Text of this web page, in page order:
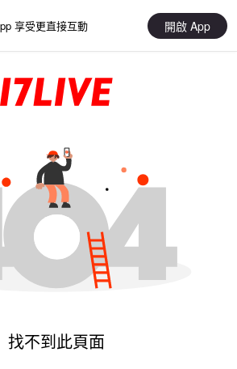
享受更直接互動 開啟 App
找不到此頁面